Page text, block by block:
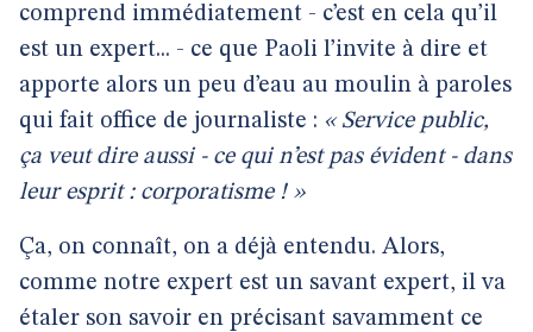
comprend immédiatement - c’est en cela qu’il
est un expert... - ce que Paoli l’invite à dire et
apporte alors un peu d’eau au moulin à paroles
qui fait office de journaliste : « Service public,
ça veut dire aussi - ce qui n’est pas évident - dans
leur esprit : corporatisme ! »
Ça, on connaît, on a déjà entendu. Alors,
comme notre expert est un savant expert, il va
étaler son savoir en précisant savamment ce